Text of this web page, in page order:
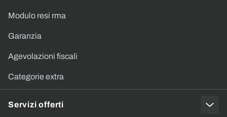
Modulo resi rma
Garanzia
Agevolazioni fiscali
Categorie extra
Servizi offerti